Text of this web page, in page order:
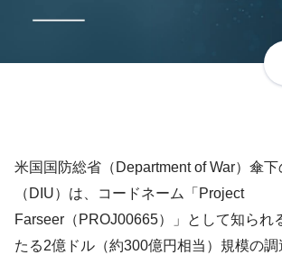
米国国防総省（Department of War）傘
（DIU）は、コードネーム「Project
Farseer（PROJ00665）」として知られ
たる2億ドル（約300億円相当）規模の調